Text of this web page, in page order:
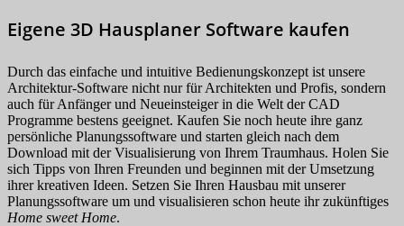
Eigene 3D Hausplaner Software kaufen
Durch das einfache und intuitive Bedienungskonzept ist unsere
Architektur-Software nicht nur für Architekten und Profis, sondern
auch für Anfänger und Neueinsteiger in die Welt der CAD
Programme bestens geeignet. Kaufen Sie noch heute ihre ganz
persönliche Planungssoftware und starten gleich nach dem
Download mit der Visualisierung von Ihrem Traumhaus. Holen Sie
sich Tipps von Ihren Freunden und beginnen mit der Umsetzung
ihrer kreativen Ideen. Setzen Sie Ihren Hausbau mit unserer
Planungssoftware um und visualisieren schon heute ihr zukünftiges
Home sweet Home.